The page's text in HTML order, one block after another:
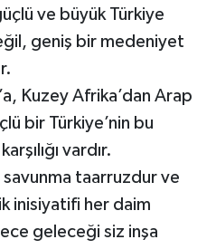
ve büyük Türkiye
geniş bir medeniyet
Kuzey Afrika’dan Arap
bir Türkiye’nin bu
vardır.
savunma taarruzdur ve
inisiyatifi her daim
geleceği siz inşa